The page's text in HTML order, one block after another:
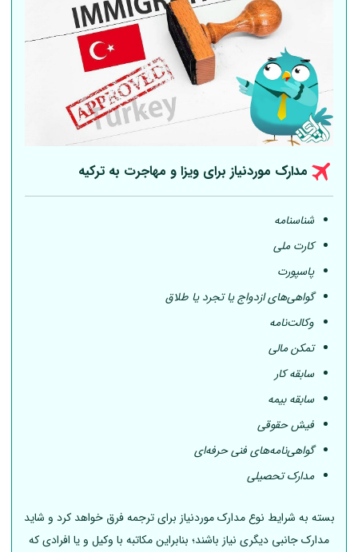
مدارک موردنیاز برای ویزا و مهاجرت به ترکیه
شناسنامه
کارت ملی
پاسپورت
گواهی‌های ازدواج یا تجرد یا طلاق
وکالت‌نامه
تمکن مالی
سابقه کار
سابقه بیمه
فیش حقوقی
گواهی‌نامه‌های فنی حرفه‌ای
مدارک تحصیلی
بسته به شرایط نوع مدارک موردنیاز برای ترجمه فرق خواهد کرد و شاید
مدارک جانبی دیگری نیاز باشند؛ بنابراین مکاتبه با وکیل و یا افرادی که